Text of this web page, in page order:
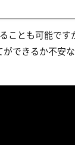
ことも可能で
できるか不安